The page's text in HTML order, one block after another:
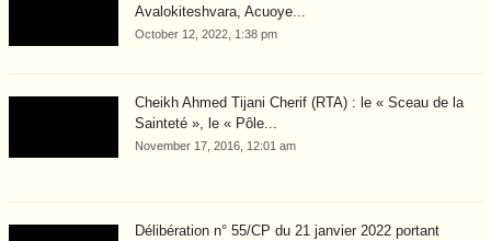
Avalokiteshvara, Acuoye...
October 12, 2022, 1:38 pm
Cheikh Ahmed Tijani Cherif (RTA) : le « Sceau de la
Sainteté », le « Pôle...
November 17, 2016, 12:01 am
Délibération n° 55/CP du 21 janvier 2022 portant